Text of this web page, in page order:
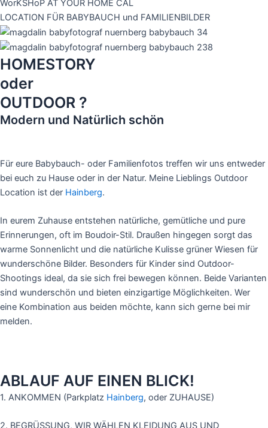
LOCATION FÜR BABYBAUCH und FAMILIENBILDER
HOMESTORY
oder
OUTDOOR ?
Modern und Natürlich schön
Für eure Babybauch- oder Familienfotos treffen wir uns entweder
bei euch zu Hause oder in der Natur. Meine Lieblings Outdoor
Location ist der Hainberg.
In eurem Zuhause entstehen natürliche, gemütliche und pure
Erinnerungen, oft im Boudoir-Stil. Draußen hingegen sorgt das
warme Sonnenlicht und die natürliche Kulisse grüner Wiesen für
wunderschöne Bilder. Besonders für Kinder sind Outdoor-
Shootings ideal, da sie sich frei bewegen können. Beide Varianten
sind wunderschön und bieten einzigartige Möglichkeiten. Wer
eine Kombination aus beiden möchte, kann sich gerne bei mir
melden.
ABLAUF AUF EINEN BLICK!
1. ANKOMMEN (Parkplatz Hainberg, oder ZUHAUSE)
2. BEGRÜSSUNG, WIR WÄHLEN KLEIDUNG AUS UND